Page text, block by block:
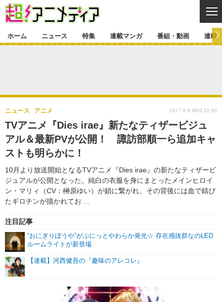
ゲーム・アプリ マンガ
グッズ イベント
声優
舞台 新帝スタ
特集一覧 カバー
ラキりす
連載マンガ
連載マンガ一覧 連載一覧
番組・動画一覧 ラジオ
動画
連載・ブログ
連載・ブログ一覧
編集部ブログ・お知らせ
ホーム ニュース 特集 連載マンガ 番組・動画 連載
TVアニメ『Dies irae』新たなティザービジュ
アル＆最新PVが公開！ 諏訪部順一ら追加キャ
ストも明らかに！
10月より放送開始となるTVアニメ『Dies irae』の新たなティザービ
ジュアルが公開となった。純白の衣服を身にまとったメインヒロイ
ン・マリィ（CV：榊原ゆい）が鎖に繋がれ、その背後には血で錆び
たギロチンが描かれてお …
ニュース アニメ
注目記事
“おにぎりぼうや”がぷにっとやわらか発光☆ 存在感抜群なのLED
ルームライトが新登場
【連載】河西健吾の『趣味のアレコレ』
2017.8.9 Wed 22:00